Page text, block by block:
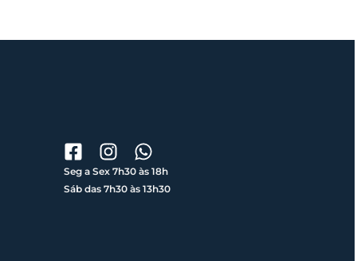
Seg a Sex 7h30 às 18h
Sáb das 7h30 às 13h30